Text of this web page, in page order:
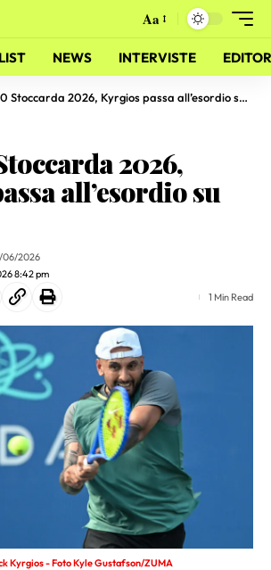
Aa
NEWS INTERVISTE
Stoccarda 2026, Kyrgios passa all’esordio su Moutet
2026,
all’esordio su
8:42 pm
06/2026
1 Min Read
Kyrgios - Foto Kyle Gustafson/ZUMA